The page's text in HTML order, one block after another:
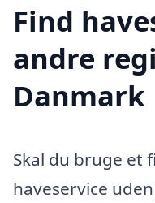
Find
andre
Danmark
Skal du bruge et
haveservice